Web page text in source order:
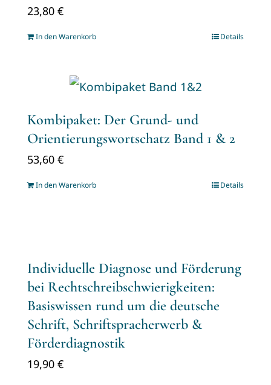
23,80 €
In den Warenkorb Details
Kombipaket: Der Grund- und
Orientierungswortschatz Band 1 & 2
53,60 €
In den Warenkorb Details
Individuelle Diagnose und Förderung
bei Rechtschreibschwierigkeiten:
Basiswissen rund um die deutsche
Schrift, Schriftspracherwerb &
Förderdiagnostik
19,90 €